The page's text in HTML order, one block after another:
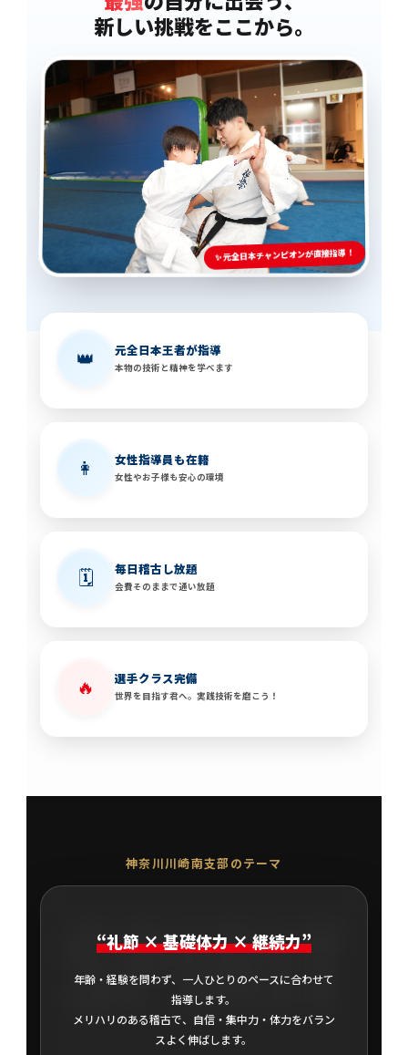
新しい挑戦をここから。
✨ 元全日本チャンピオンが直接指導！
👑 元全日本王者が指導
本物の技術と精神を学べます
👩 女性指導員も在籍
女性やお子様も安心の環境
🗓️ 毎日稽古し放題
会費そのままで通い放題
🔥 選手クラス完備
世界を目指す君へ。実践技術を磨こう！
SPIRIT
神奈川川崎南支部のテーマ
“礼節 × 基礎体力 × 継続力”
年齢・経験を問わず、一人ひとりのペースに合わせて
指導します。
メリハリのある稽古で、自信・集中力・体力をバラン
スよく伸ばします。